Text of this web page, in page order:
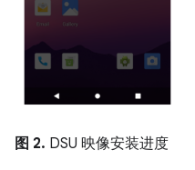
图 2. DSU 映像安装进度